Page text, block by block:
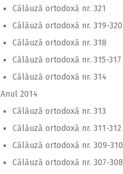
Călăuză ortodoxă nr. 321
Călăuză ortodoxă nr. 319-320
Călăuză ortodoxă nr. 318
Călăuză ortodoxă nr. 315-317
Călăuză ortodoxă nr. 314
Anul 2014
Călăuză ortodoxă nr. 313
Călăuză ortodoxă nr. 311-312
Călăuză ortodoxă nr. 309-310
Călăuză ortodoxă nr. 307-308